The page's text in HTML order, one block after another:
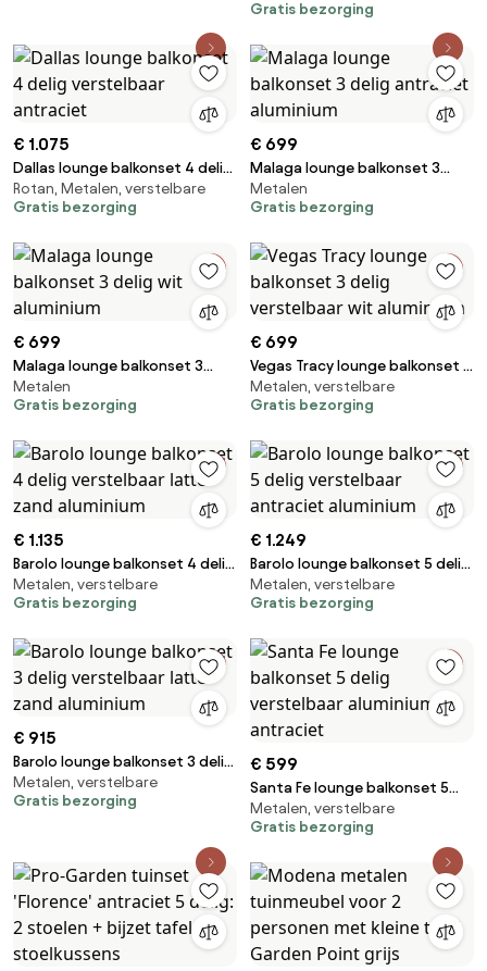
Gratis bezorging
€ 1.075
Dallas lounge balkonset 4 delig
verstelbaar antraciet
Rotan, Metalen, verstelbare
Gratis bezorging
€ 699
Malaga lounge balkonset 3
delig antraciet aluminium
Metalen
Gratis bezorging
€ 699
Malaga lounge balkonset 3
delig wit aluminium
Metalen
Gratis bezorging
€ 699
Vegas Tracy lounge balkonset 3
delig verstelbaar wit aluminium
Metalen, verstelbare
Gratis bezorging
€ 1.135
Barolo lounge balkonset 4 delig
verstelbaar latte zand
aluminium
Metalen, verstelbare
Gratis bezorging
€ 1.249
Barolo lounge balkonset 5 delig
verstelbaar antraciet
aluminium
Metalen, verstelbare
Gratis bezorging
€ 915
Barolo lounge balkonset 3 delig
verstelbaar latte zand
aluminium
Metalen, verstelbare
Gratis bezorging
€ 599
Santa Fe lounge balkonset 5
delig verstelbaar aluminium
antraciet
Metalen, verstelbare
Gratis bezorging